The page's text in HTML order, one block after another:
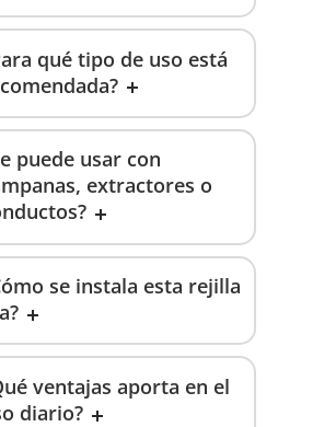
qué tipo de uso está
puede usar con
extractores o
se instala esta rejilla
ventajas aporta en el
diario?